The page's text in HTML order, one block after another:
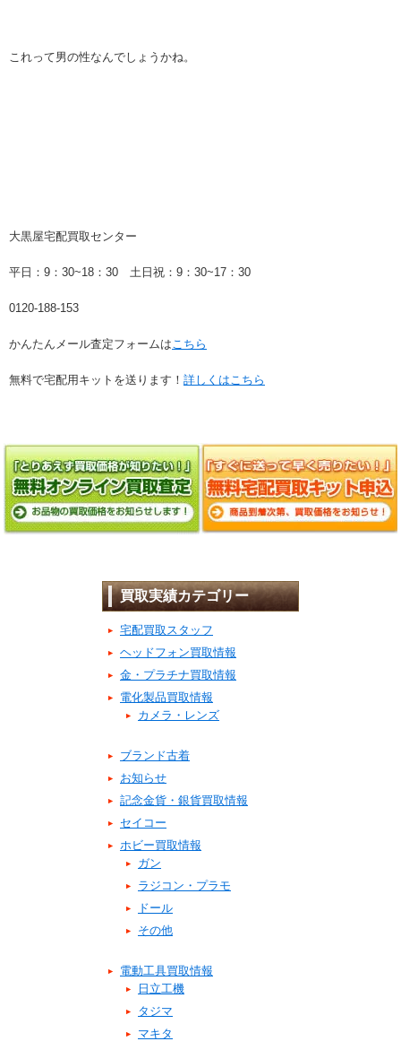
これって男の性なんでしょうかね。
大黒屋宅配買取センター
平日：9：30~18：30 土日祝：9：30~17：30
0120-188-153
かんたんメール査定フォームはこちら
無料で宅配用キットを送ります！ 詳しくはこちら
買取実績カテゴリー
宅配買取スタッフ
ヘッドフォン買取情報
金・プラチナ買取情報
電化製品買取情報
カメラ・レンズ
ブランド古着
お知らせ
記念金貨・銀貨買取情報
セイコー
ホビー買取情報
ガン
ラジコン・プラモ
ドール
その他
電動工具買取情報
日立工機
タジマ
マキタ